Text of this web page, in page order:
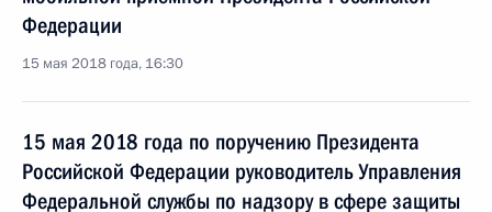
Федерации
15 мая 2018 года, 16:30
15 мая 2018 года по поручению Президента
Российской Федерации руководитель Управления
Федеральной службы по надзору в сфере защиты